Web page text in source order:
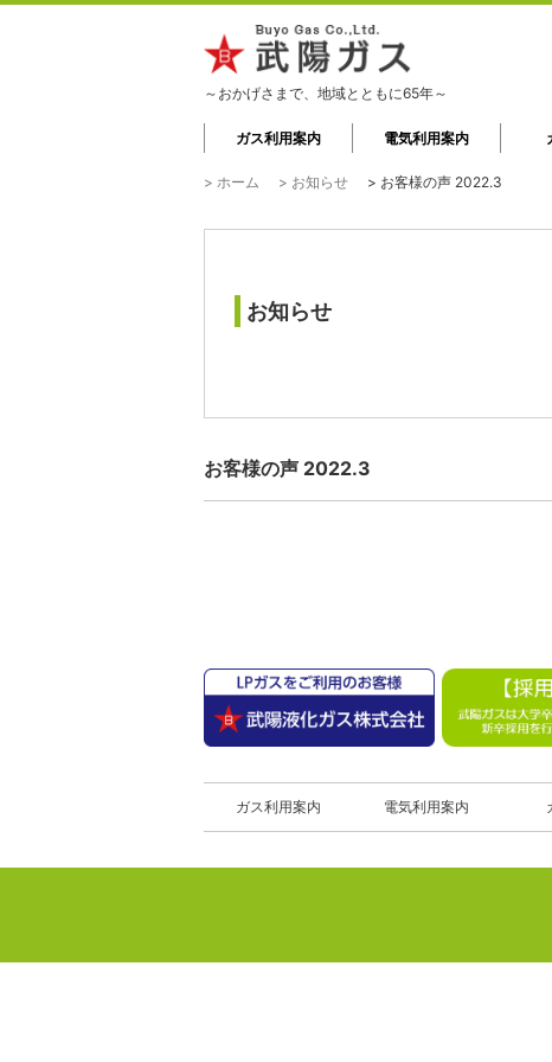
～おかげさまで、地域とともに65年～
ガス利用案内 電気利用案内
> ホーム > お知らせ > お客様の声 2022.3
お知らせ
お客様の声 2022.3
ガス利用案内 電気利用案内